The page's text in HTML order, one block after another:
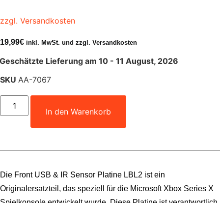
zzgl. Versandkosten
19,99€ inkl. MwSt. und zzgl. Versandkosten
Geschätzte Lieferung am 10 - 11 August, 2026
SKU AA-7067
Front
USB
IR
Series
X
Spielkonsole
Menge
In den Warenkorb
Die Front USB & IR Sensor Platine LBL2 ist ein
Originalersatzteil, das speziell für die Microsoft Xbox Series X